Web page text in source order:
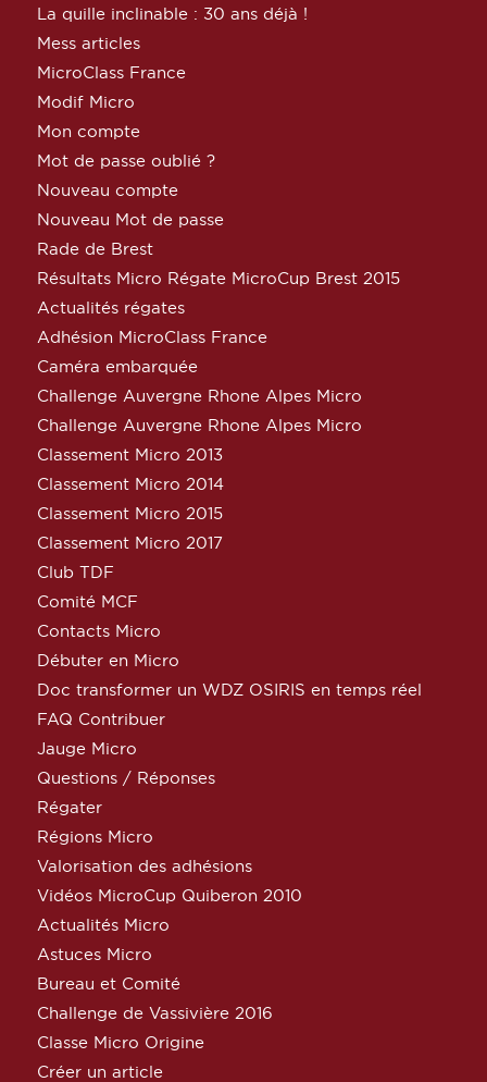
La quille inclinable : 30 ans déjà !
Mess articles
MicroClass France
Modif Micro
Mon compte
Mot de passe oublié ?
Nouveau compte
Nouveau Mot de passe
Rade de Brest
Résultats Micro Régate MicroCup Brest 2015
Actualités régates
Adhésion MicroClass France
Caméra embarquée
Challenge Auvergne Rhone Alpes Micro
Challenge Auvergne Rhone Alpes Micro
Classement Micro 2013
Classement Micro 2014
Classement Micro 2015
Classement Micro 2017
Club TDF
Comité MCF
Contacts Micro
Débuter en Micro
Doc transformer un WDZ OSIRIS en temps réel
FAQ Contribuer
Jauge Micro
Questions / Réponses
Régater
Régions Micro
Valorisation des adhésions
Vidéos MicroCup Quiberon 2010
Actualités Micro
Astuces Micro
Bureau et Comité
Challenge de Vassivière 2016
Classe Micro Origine
Créer un article